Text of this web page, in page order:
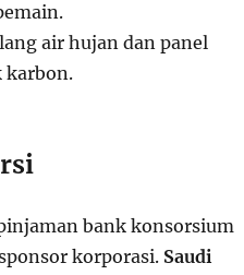
air hujan dan panel
karbon.
bank konsorsium
korporasi. Saudi